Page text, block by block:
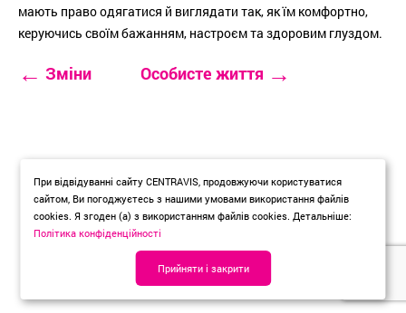
мають право одягатися й виглядати так, як їм комфортно,
керуючись своїм бажанням, настроєм та здоровим глуздом.
← Зміни Особисте життя →
При відвідуванні сайту CENTRAVIS, продовжуючи користуватися
сайтом, Ви погоджуєтесь з нашими умовами використання файлів
cookies. Я згоден (а) з використанням файлів cookies. Детальніше:
Політика конфіденційності
Прийняти і закрити